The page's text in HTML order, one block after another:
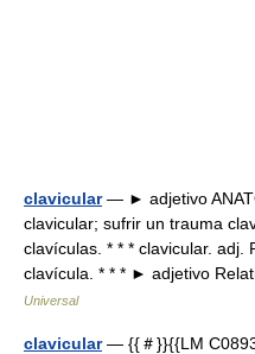
clavicular— ► adjetivo
clavicular; sufrir un trauma
clavículas. * * * clavicular. adj.
clavícula. * * * ► adjetivo
Universal
clavicular— {{＃}}{{LM